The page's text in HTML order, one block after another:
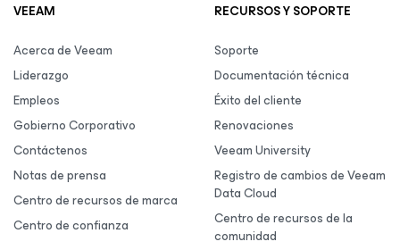
VEEAM
Acerca de Veeam
Liderazgo
Empleos
Gobierno Corporativo
Contáctenos
Notas de prensa
Centro de recursos de marca
Centro de confianza
RECURSOS Y SOPORTE
Soporte
Documentación técnica
Éxito del cliente
Renovaciones
Veeam University
Registro de cambios de Veeam
Data Cloud
Centro de recursos de la
comunidad